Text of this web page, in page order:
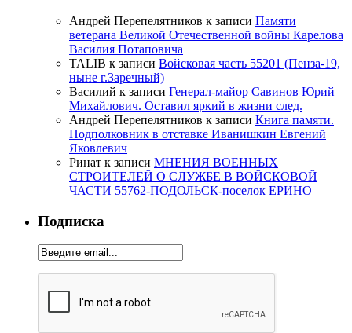
Андрей Перепелятников к записи Памяти
ветерана Великой Отечественной войны Карелова
Василия Потаповича
TALIB к записи Войсковая часть 55201 (Пенза-19,
ныне г.Заречный)
Василий к записи Генерал-майор Савинов Юрий
Михайлович. Оставил яркий в жизни след.
Андрей Перепелятников к записи Книга памяти.
Подполковник в отставке Иванишкин Евгений
Яковлевич
Ринат к записи МНЕНИЯ ВОЕННЫХ
СТРОИТЕЛЕЙ О СЛУЖБЕ В ВОЙСКОВОЙ
ЧАСТИ 55762-ПОДОЛЬСК-поселок ЕРИНО
Подписка